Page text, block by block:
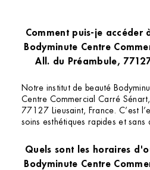
Comment puis-je accéder
Bodyminute Centre
All. du Préambule,
Notre institut de beauté
Centre Commercial Carré
77127 Lieusaint, France. C’est
soins esthétiques rapides et sans
Quels sont les horaires
Bodyminute Centre Commercial Carré Sénart, 3